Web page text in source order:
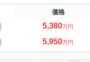
価格
5,380万円
5,950万円